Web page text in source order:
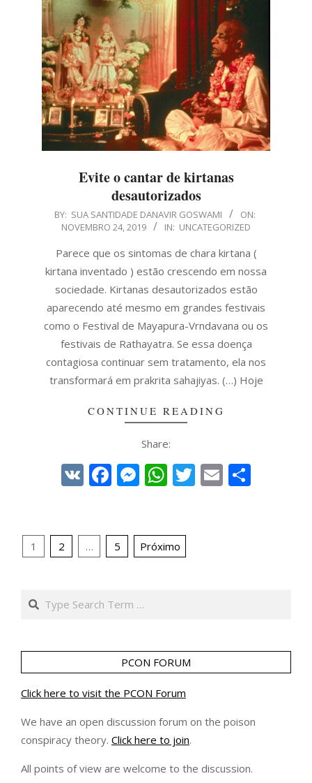
Evite o cantar de kirtanas
desautorizados
2019-
BY: SUA SANTIDADE DANAVIR GOSWAMI
ON:
NOVEMBRO 24, 2019
IN: UNCATEGORIZED
Parece que os sintomas de chara kirtana (
kirtana inventado ) estão crescendo em nossa
sociedade. Kirtanas desautorizados estão
aparecendo até mesmo em grandes festivais
como o Festival de Mayapura-Vrndavana ou os
festivais de Rathayatra. Se essa doença
contagiosa continuar sem tratamento, ela nos
transformará em prakrita sahajiyas. (…) Hoje
CONTINUE READING
Share:
VK Facebook
Messenger
WhatsApp
Twitter
Email
Paginação
posts
1 2 … 5 Próximo
Search
PCON FORUM
Click here to visit the PCON Forum
We have an open discussion forum on the poison
conspiracy theory. Click here to join.
All points of view are welcome to the discussion.